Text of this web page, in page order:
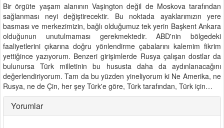
Bir örgüte yaşam alanının Vaşington değil de Moskova tarafından
sağlanması neyi değiştirecektir. Bu noktada ayaklarımızın yere
basması ve merkezimizin, bağlı olduğumuz tek yerin Başkent Ankara
olduğunun unutulmaması gerekmektedir. ABD'nin bölgedeki
faaliyetlerini çıkarına doğru yönlendirme çabalarını kalemim fikrim
yettiğince yazıyorum. Benzeri girişimlerde Rusya çalışan dostlar da
bulunursa Türk milletinin bu hususta daha da aydınlanacağını
değerlendiriyorum. Tam da bu yüzden yineliyorum ki Ne Amerika, ne
Rusya, ne de Çin, her şey Türk'e göre, Türk tarafından, Türk için…
Yorumlar